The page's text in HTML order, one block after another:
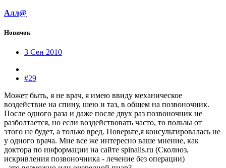
Алл@
Новичок
3 Сен 2010
#29
Может быть, я не врач, я имею ввиду механическое
воздействие на спину, шею и таз, в общем на позвоночник.
После одного раза и даже после двух раз позвоночник не
разболтается, но если воздействовать часто, то пользы от
этого не будет, а только вред. Поверьте,я консультировалась не
у одного врача. Мне все же интересно ваше мнение, как
доктора по информации на сайте spinalis.ru (Сколиоз,
искривления позвоночника - лечение без операции)